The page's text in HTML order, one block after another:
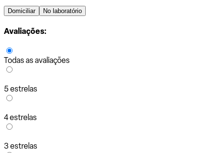
Domiciliar No laboratório
Avaliações:
Todas as avaliações
5 estrelas
4 estrelas
3 estrelas